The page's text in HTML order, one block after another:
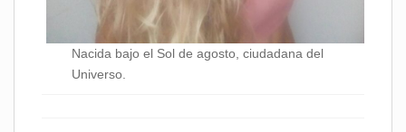
Nacida bajo el Sol de agosto, ciudadana del
Universo.